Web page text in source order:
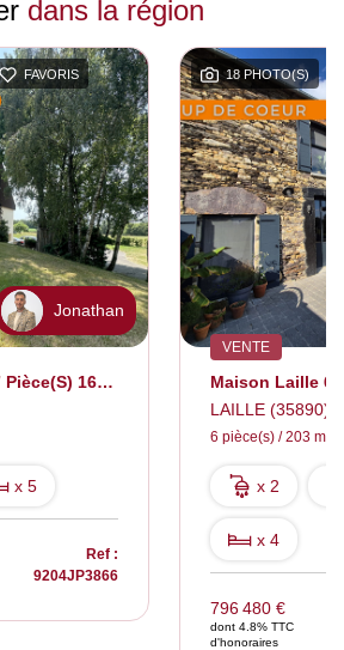
dans la région
FAVORIS
Jonathan
Maison Crevin 7 Pièce(s) 160 M2
x 5
Ref :
9204JP3866
18 PHOTO(S)
VENTE
Maison Laille 6
LAILLE (35890)
6 pièce(s) / 203 m²
x 2
x 4
796 480 €
dont 4.8% TTC
d'honoraires